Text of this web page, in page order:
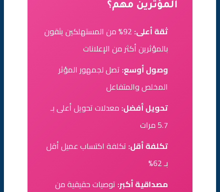
المؤثرين مهم؟
ثقة أعلى:
92% من المستهلكين يثقون
بالمؤثرين أكثر من الإعلانات
وصول أوسع: تصل لجمهور المؤثر
المخلص والمتفاعل
تحويل أفضل: معدلات تحويل أعلى بـ
5.7 مرات
تكلفة أقل: تكلفة اكتساب عميل أقل
بـ 62%
مصداقية أكبر: توصيات حقيقية من